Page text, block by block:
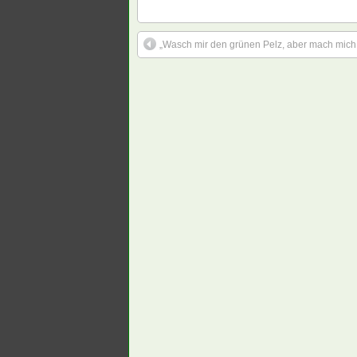
„Wasch mir den grünen Pelz, aber mach